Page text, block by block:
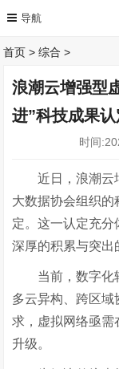
首页 >综合 >
浪潮云增强型
进”科技成果认
时间
近日，浪潮云
大数据协会组织
定。这一认定充
深厚的积累与突出
当前，数字化
多云异构、跨区域
求，虚拟网络亟需
升级。